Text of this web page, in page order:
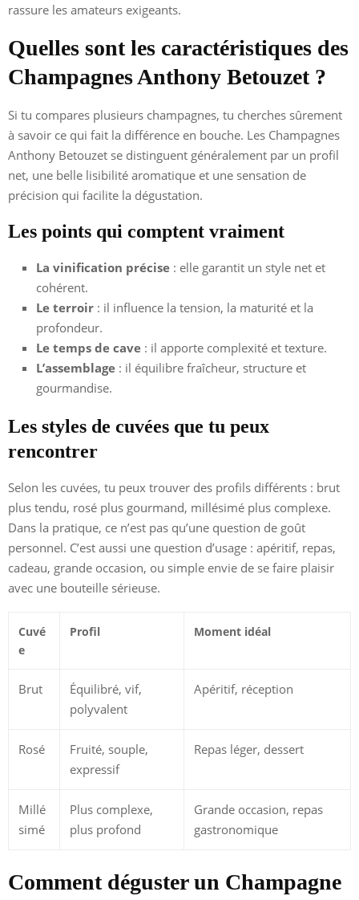
rassure les amateurs exigeants.
Quelles sont les caractéristiques des
Champagnes Anthony Betouzet ?
Si tu compares plusieurs champagnes, tu cherches sûrement
à savoir ce qui fait la différence en bouche. Les Champagnes
Anthony Betouzet se distinguent généralement par un profil
net, une belle lisibilité aromatique et une sensation de
précision qui facilite la dégustation.
Les points qui comptent vraiment
La vinification précise : elle garantit un style net et
cohérent.
Le terroir : il influence la tension, la maturité et la
profondeur.
Le temps de cave : il apporte complexité et texture.
L’assemblage : il équilibre fraîcheur, structure et
gourmandise.
Les styles de cuvées que tu peux
rencontrer
Selon les cuvées, tu peux trouver des profils différents : brut
plus tendu, rosé plus gourmand, millésimé plus complexe.
Dans la pratique, ce n’est pas qu’une question de goût
personnel. C’est aussi une question d’usage : apéritif, repas,
cadeau, grande occasion, ou simple envie de se faire plaisir
avec une bouteille sérieuse.
Cuvé
e
Profil Moment idéal
Brut
Équilibré, vif,
polyvalent
Apéritif, réception
Rosé
Fruité, souple,
expressif
Repas léger, dessert
Millé
simé
Plus complexe,
plus profond
Grande occasion, repas
gastronomique
Comment déguster un Champagne